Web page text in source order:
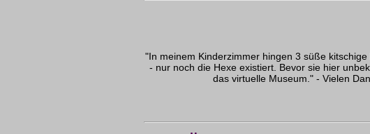
"In meinem Kinderzimmer hingen 3 süße
- nur noch die Hexe existiert. Bevor sie hier
das virtuelle Museum." - Vielen